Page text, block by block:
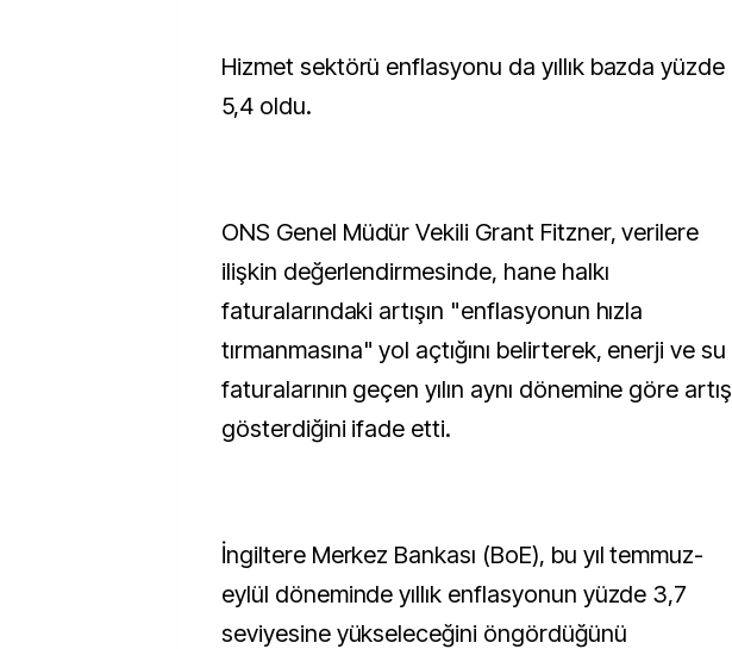
Hizmet sektörü enflasyonu da yıllık bazda yüzde
5,4 oldu.
ONS Genel Müdür Vekili Grant Fitzner, verilere
ilişkin değerlendirmesinde, hane halkı
faturalarındaki artışın "enflasyonun hızla
tırmanmasına" yol açtığını belirterek, enerji ve su
faturalarının geçen yılın aynı dönemine göre artış
gösterdiğini ifade etti.
İngiltere Merkez Bankası (BoE), bu yıl temmuz-
eylül döneminde yıllık enflasyonun yüzde 3,7
seviyesine yükseleceğini öngördüğünü